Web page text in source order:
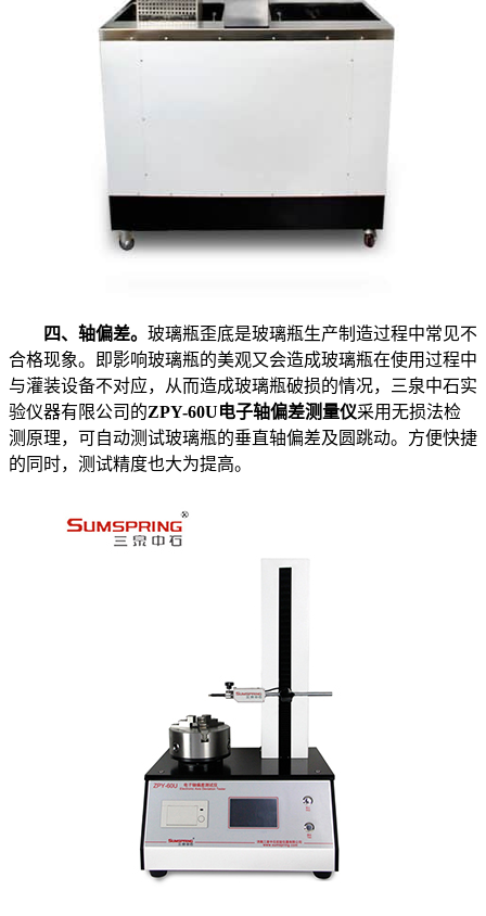
四、轴偏差。 玻璃瓶歪底是玻璃瓶生产制造过程中常见不
合格现象。即影响玻璃瓶的美观又会造成玻璃瓶在使用过程中
与灌装设备不对应，从而造成玻璃瓶破损的情况，三泉中石实
验仪器有限公司的ZPY-60U电子轴偏差测量仪采用无损法检
测原理，可自动测试玻璃瓶的垂直轴偏差及圆跳动。方便快捷
的同时，测试精度也大为提高。